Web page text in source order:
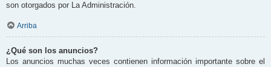
son otorgados por La Administración.
Arriba
¿Qué son los anuncios?
Los anuncios muchas veces contienen información importante sobre el